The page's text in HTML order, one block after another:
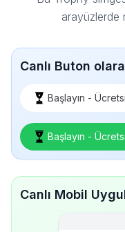
arayüzlerde
Canlı Buton
Başlayın -
Başlayın -
Canlı Mobil